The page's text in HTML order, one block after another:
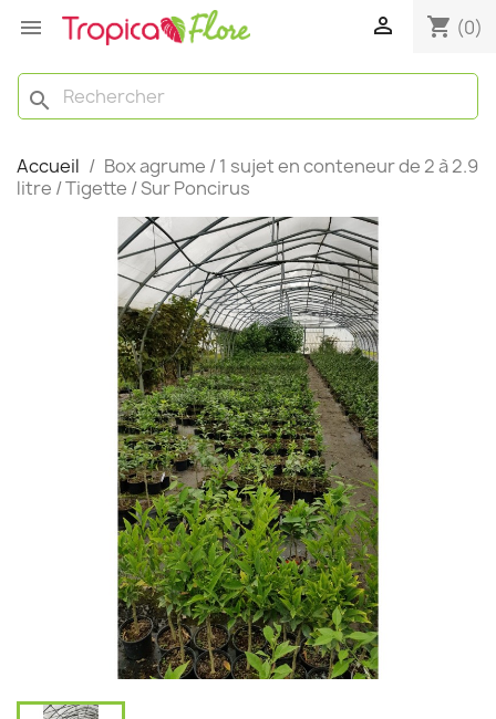
  shopping_cart (0)
search
Accueil
Box agrume / 1 sujet en conteneur de 2 à 2.9
litre / Tigette / Sur Poncirus